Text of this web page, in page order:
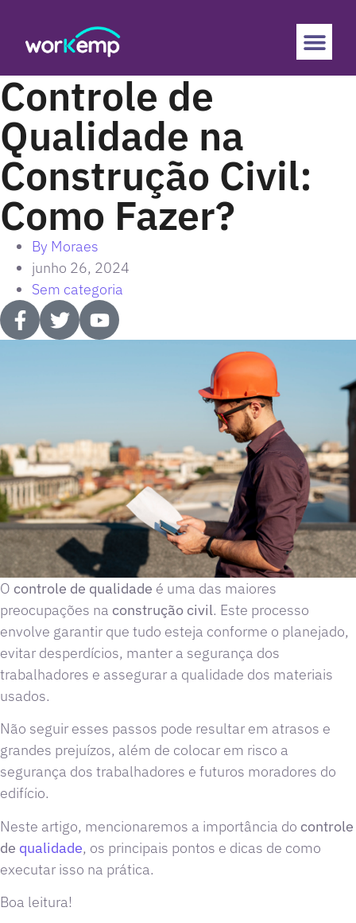
Controle de
Qualidade na
Construção Civil:
Como Fazer?
By Moraes
junho 26, 2024
Sem categoria
O controle de qualidade é uma das maiores
preocupações na construção civil. Este processo
envolve garantir que tudo esteja conforme o planejado,
evitar desperdícios, manter a segurança dos
trabalhadores e assegurar a qualidade dos materiais
usados.
Não seguir esses passos pode resultar em atrasos e
grandes prejuízos, além de colocar em risco a
segurança dos trabalhadores e futuros moradores do
edifício.
Neste artigo, mencionaremos a importância do controle
de qualidade, os principais pontos e dicas de como
executar isso na prática.
Boa leitura!